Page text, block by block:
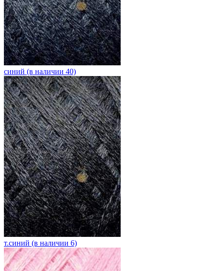
синий (в наличии 40)
т.синий (в наличии 6)